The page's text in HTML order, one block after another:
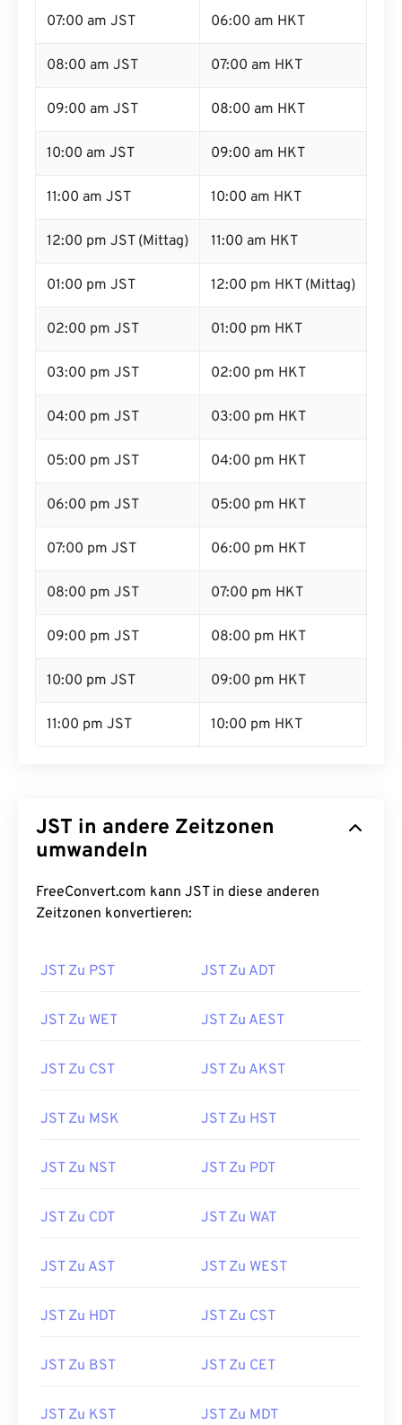
07:00 am JST 06:00 am HKT
08:00 am JST 07:00 am HKT
09:00 am JST 08:00 am HKT
10:00 am JST 09:00 am HKT
11:00 am JST 10:00 am HKT
12:00 pm JST (Mittag) 11:00 am HKT
01:00 pm JST 12:00 pm HKT (Mittag)
02:00 pm JST 01:00 pm HKT
03:00 pm JST 02:00 pm HKT
04:00 pm JST 03:00 pm HKT
05:00 pm JST 04:00 pm HKT
06:00 pm JST 05:00 pm HKT
07:00 pm JST 06:00 pm HKT
08:00 pm JST 07:00 pm HKT
09:00 pm JST 08:00 pm HKT
10:00 pm JST 09:00 pm HKT
11:00 pm JST 10:00 pm HKT
JST in andere Zeitzonen
umwandeln
FreeConvert.com kann JST in diese anderen
Zeitzonen konvertieren:
JST Zu PST JST Zu ADT
JST Zu WET JST Zu AEST
JST Zu CST JST Zu AKST
JST Zu MSK JST Zu HST
JST Zu NST JST Zu PDT
JST Zu CDT JST Zu WAT
JST Zu AST JST Zu WEST
JST Zu HDT JST Zu CST
JST Zu BST JST Zu CET
JST Zu KST JST Zu MDT